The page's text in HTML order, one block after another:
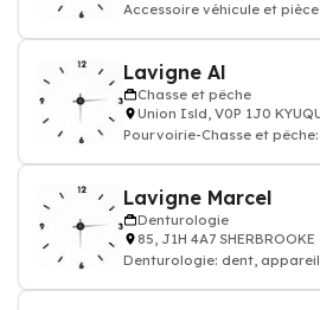
Accessoire véhicule et
Lavigne Al
Chasse et pêche
Union Isld, V0P 1J0
Pourvoirie-Chasse et
Lavigne Marcel
Denturologie
85, J1H 4A7 SHERBROOKE
Denturologie: dent,